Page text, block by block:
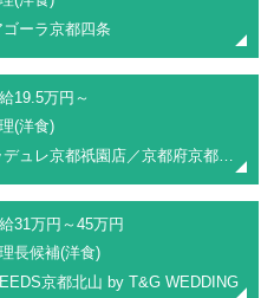
ーラ京都四条
19.5万円～
(洋食)
勤務地： ラデュレ京都祇園店／京都府京都市東山区祇園町南側570番122
31万円～45万円
長候補(洋食)
京都北山 by T&G WEDDING